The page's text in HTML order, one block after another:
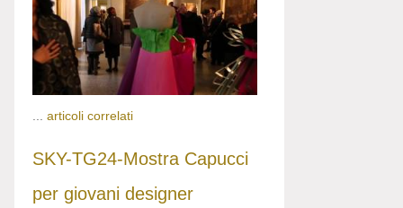
articoli correlati
SKY-TG24-Mostra Capucci
per giovani designer